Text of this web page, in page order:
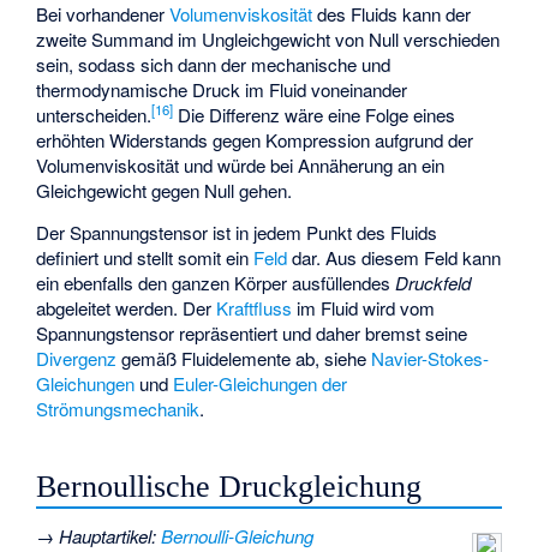
Bei vorhandenerVolumenviskositätdes Fluids kann der
zweite Summand im Ungleichgewicht von Null verschieden
sein, sodass sich dann der mechanische und
thermodynamische Druck im Fluid voneinander
unterscheiden.[16] Die Differenz wäre eine Folge eines
erhöhten Widerstands gegen Kompression aufgrund der
Volumenviskosität und würde bei Annäherung an ein
Gleichgewicht gegen Null gehen.
Der Spannungstensor ist in jedem Punkt des Fluids
definiert und stellt somit ein Felddar. Aus diesem Feld kann
ein ebenfalls den ganzen Körper ausfüllendesDruckfeld
abgeleitet werden. Der Kraftfluss im Fluid wird vom
Spannungstensor repräsentiert und daher bremst seine
Divergenz gemäß Fluidelemente ab, siehe Navier-Stokes-
Gleichungen und Euler-Gleichungen der
Strömungsmechanik.
Bernoullische Druckgleichung
→Hauptartikel:Bernoulli-Gleichung